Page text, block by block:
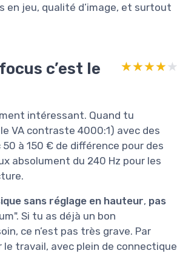
jeu, qualité d’image, et surtout
c’est le
★★★★★
★★★★★
intéressant. Quand tu
VA contraste 4000:1) avec des
à 150 € de différence pour des
absolument du 240 Hz pour les
sans réglage en hauteur, pas
Si tu as déjà un bon
ce n’est pas très grave. Par
travail, avec plein de connectique